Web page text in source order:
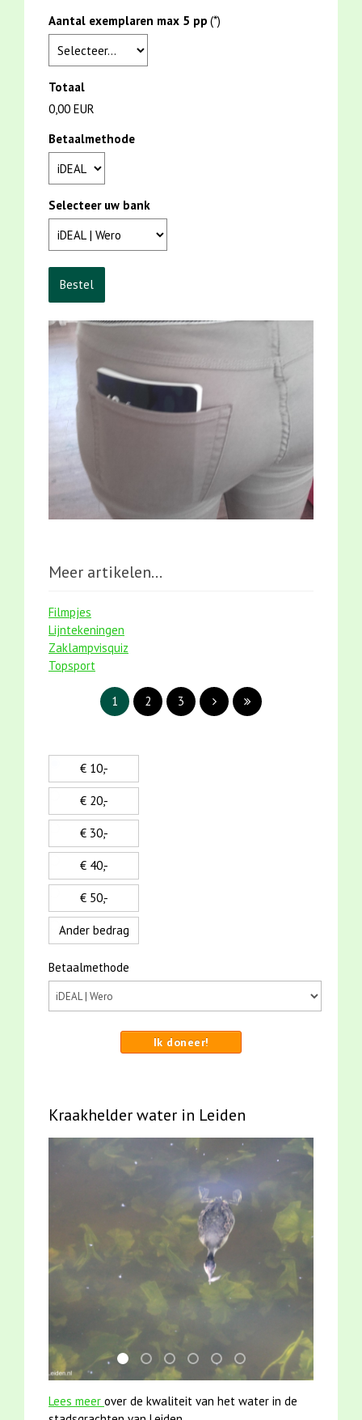
Aantal exemplaren max 5 pp (*)
Totaal
0,00 EUR
Betaalmethode
Selecteer uw bank
Bestel
Meer artikelen...
Filmpjes
Lijntekeningen
Zaklampvisquiz
Topsport
1 2 3
€ 10,-
€ 20,-
€ 30,-
€ 40,-
€ 50,-
Ander bedrag
Betaalmethode
Ik doneer!
Kraakhelder water in Leiden
mei2021 watervogelmethode fuut met baars
jun2021 28 brasem en rietvoorns 4a
karper met kattenklimtouw
mei2021 1 snoekje elly
smoelenboek fifi en
jun2021 zaklv 5
Lees meer over de kwaliteit van het water in de